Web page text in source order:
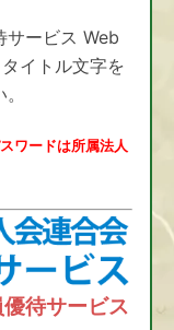
サービス Web
イトル文字を
ワードは所属法人
優待サービス